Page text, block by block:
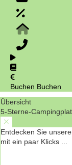
Buchen Buchen
Übersicht
5-Sterne-
Entdecken Sie
mit ein paar Klicks ...